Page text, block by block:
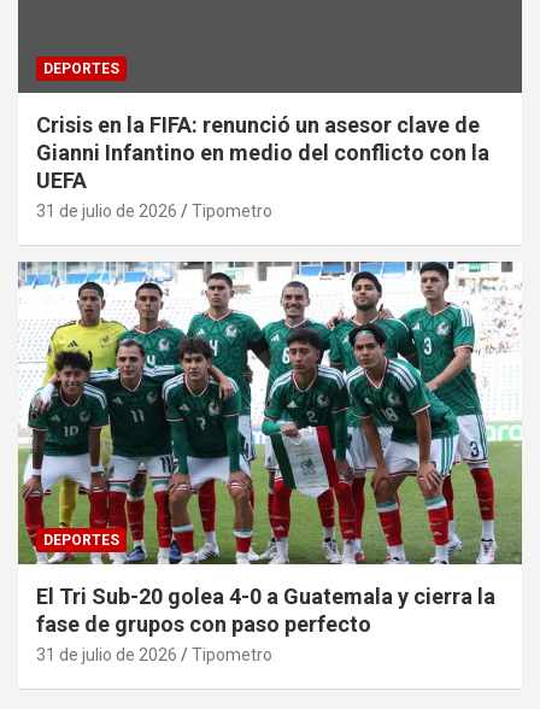
DEPORTES
Crisis en la FIFA: renunció un asesor clave de
Gianni Infantino en medio del conflicto con la
UEFA
31 de julio de 2026 Tipometro
DEPORTES
El Tri Sub-20 golea 4-0 a Guatemala y cierra la
fase de grupos con paso perfecto
31 de julio de 2026 Tipometro